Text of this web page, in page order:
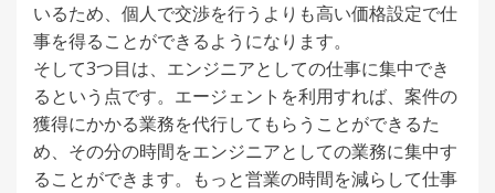
いるため、個人で交渉を行うよりも高い価格設定で仕
事を得ることができるようになります。
そして3つ目は、エンジニアとしての仕事に集中でき
るという点です。エージェントを利用すれば、案件の
獲得にかかる業務を代行してもらうことができるた
め、その分の時間をエンジニアとしての業務に集中す
ることができます。もっと営業の時間を減らして仕事